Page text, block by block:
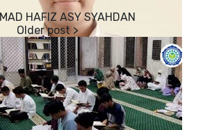
HAFIZ ASY SYAHDAN